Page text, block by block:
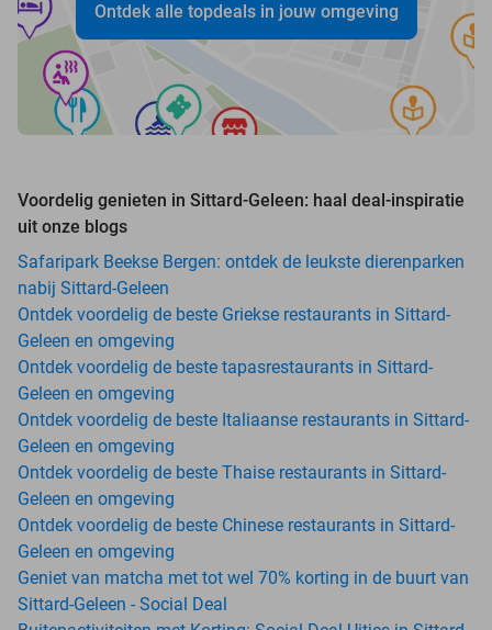
Ontdek alle topdeals in jouw omgeving
Voordelig genieten in Sittard-Geleen: haal deal-inspiratie
uit onze blogs
Safaripark Beekse Bergen: ontdek de leukste dierenparken
nabij Sittard-Geleen
Ontdek voordelig de beste Griekse restaurants in Sittard-
Geleen en omgeving
Ontdek voordelig de beste tapasrestaurants in Sittard-
Geleen en omgeving
Ontdek voordelig de beste Italiaanse restaurants in Sittard-
Geleen en omgeving
Ontdek voordelig de beste Thaise restaurants in Sittard-
Geleen en omgeving
Ontdek voordelig de beste Chinese restaurants in Sittard-
Geleen en omgeving
Geniet van matcha met tot wel 70% korting in de buurt van
Sittard-Geleen - Social Deal